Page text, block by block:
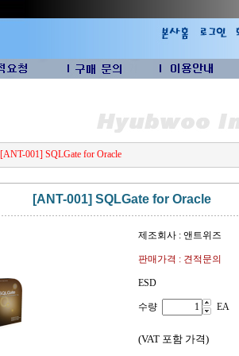
[ANT-001] SQLGate for Oracle
[ANT-001] SQLGate for Oracle
제조회사 : 앤트위즈
판매가격 : 견적문의
ESD
수량 EA
(VAT 포함 가격)